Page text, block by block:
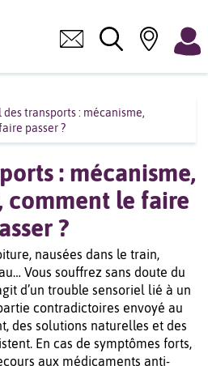
des transports : mécanisme,
passer ?
: mécanisme,
comment le faire
?
nausées dans le train,
Vous souffrez sans doute du
d’un trouble sensoriel lié à un
contradictoires envoyé au
des solutions naturelles et des
En cas de symptômes forts,
aux médicaments anti-